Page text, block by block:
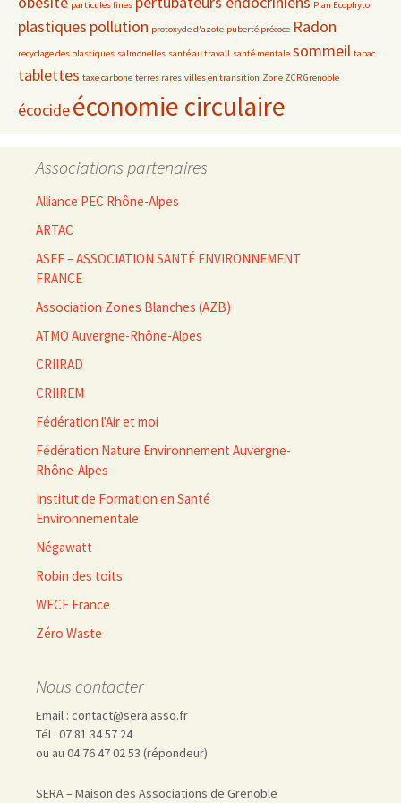
particules fines Plan Ecophyto
plastiques pollution protoxyde d'azote puberté précoce Radon
recyclage des plastiques salmonelles santé au travail santé mentale sommeil tabac
tablettes taxe carbone terres rares villes en transition Zone ZCR Grenoble
écocideéconomie circulaire
Associations partenaires
Alliance PEC Rhône-Alpes
ARTAC
ASEF – ASSOCIATION SANTÉ ENVIRONNEMENT
FRANCE
Association Zones Blanches (AZB)
ATMO Auvergne-Rhône-Alpes
CRIIRAD
CRIIREM
Fédération l'Air et moi
Fédération Nature Environnement Auvergne-
Rhône-Alpes
Institut de Formation en Santé
Environnementale
Négawatt
Robin des toits
WECF France
Zéro Waste
Nous contacter
Email : contact@sera.asso.fr
Tél : 07 81 34 57 24
ou au 04 76 47 02 53 (répondeur)
SERA – Maison des Associations de Grenoble